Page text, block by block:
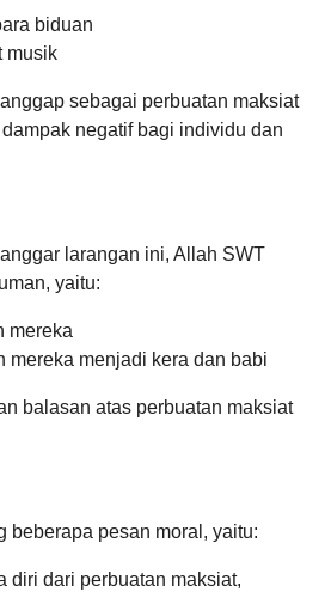
biduan
musik
sebagai perbuatan maksiat
negatif bagi individu dan
larangan ini, Allah SWT
yaitu:
mereka
mereka menjadi kera dan babi
balasan atas perbuatan maksiat
beberapa pesan moral, yaitu:
diri dari perbuatan maksiat,